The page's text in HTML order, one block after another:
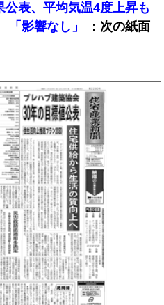
公表、平均気温4度上昇も
「影響なし」
：次の紙面